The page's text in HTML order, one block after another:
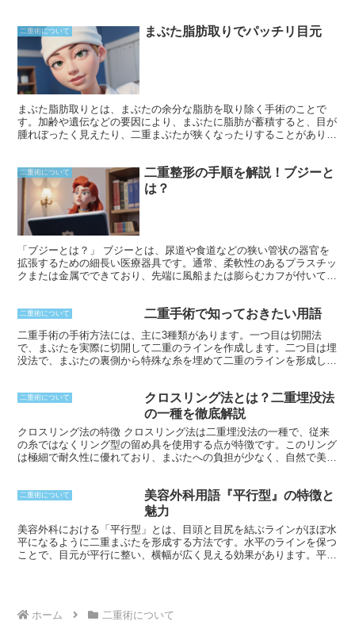
す。
二重術について まぶた脂肪取りでパッチリ目元
まぶた脂肪取りとは、まぶたの余分な脂肪を取り除く手術のことで
す。加齢や遺伝などの要因により、まぶたに脂肪が蓄積すると、目が
腫れぼったく見えたり、二重まぶたが狭くなったりすることがありま
二重術について
二重整形の手順を解説！ブジーと
は？
「ブジーとは？」 ブジーとは、尿道や食道などの狭い管状の器官を
拡張するための細長い医療器具です。通常、柔軟性のあるプラスチッ
クまたは金属でできており、先端に風船または膨らむカフが付いてい
用されます。ブジーは、拡張したい管のサイズに合わせてさまざまな
二重術について 二重手術で知っておきたい用語
二重手術の手術方法には、主に3種類があります。一つ目は切開法
で、まぶたを実際に切開して二重のラインを作成します。二つ目は埋
没法で、まぶたの裏側から特殊な糸を埋めて二重のラインを形成しま
慮した上で、医師と相談して自分に合った手術方法を決めることが重
二重術について
クロスリング法とは？二重埋没法
の一種を徹底解説
クロスリング法の特徴 クロスリング法は二重埋没法の一種で、従来
の糸ではなくリング型の留め具を使用する点が特徴です。このリング
は極細で耐久性に優れており、まぶたへの負担が少なく、自然で美し
術後の腫れや内出血が少なく、ダウンタイムも短いため、仕事や学校
を休まずに施術が可能です。
二重術について
美容外科用語『平行型』の特徴と
魅力
美容外科における「平行型」とは、目頭と目尻を結ぶラインがほぼ水
平になるように二重まぶたを形成する方法です。水平のラインを保つ
ことで、目元が平行に整い、横幅が広く見える効果があります。平行
ホーム 二重術について